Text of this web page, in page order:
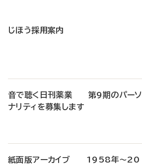
じほう採用案内
音で聴く日刊薬業 第9期のパーソ
ナリティを募集します
紙面版アーカイブ 1958年～20